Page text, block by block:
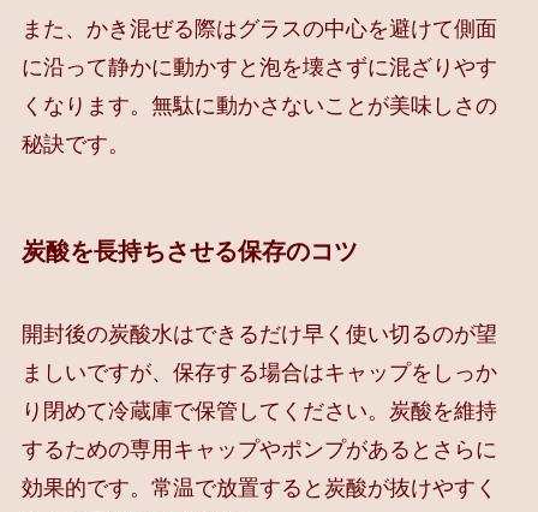
また、かき混ぜる際はグラスの中心を避けて側面
に沿って静かに動かすと泡を壊さずに混ざりやす
くなります。無駄に動かさないことが美味しさの
秘訣です。
炭酸を長持ちさせる保存のコツ
開封後の炭酸水はできるだけ早く使い切るのが望
ましいですが、保存する場合はキャップをしっか
り閉めて冷蔵庫で保管してください。炭酸を維持
するための専用キャップやポンプがあるとさらに
効果的です。常温で放置すると炭酸が抜けやすく